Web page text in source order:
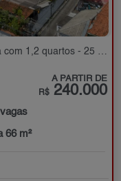
quartos - 25 a 66 m²
A PARTIR DE
R$ 240.000
66 m²